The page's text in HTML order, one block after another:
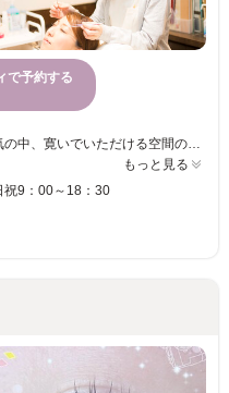
で予約する
もっと見る
祝9：00～18：30